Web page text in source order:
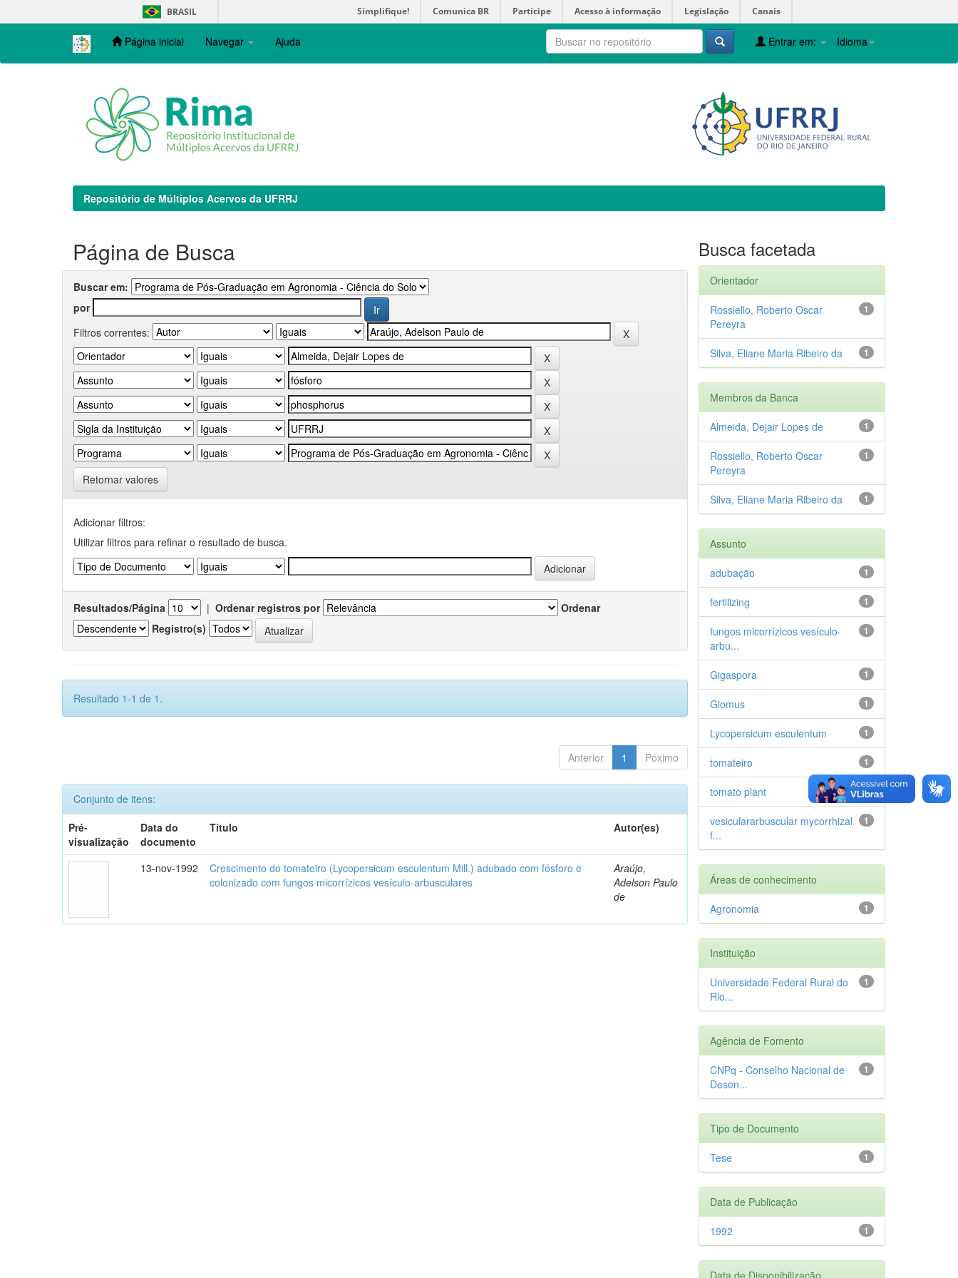
navigation
BRASIL Simplifique! Comunica BR Participe Acesso à informação Legislação Canais
Página inicial Navegar Ajuda Idioma
Entrar em:
Repositório de Múltiplos Acervos da UFRRJ
Página de Busca
Buscar em:
por
Filtros correntes:
Retornar valores
Adicionar filtros:
Utilizar filtros para refinar o resultado de busca.
Resultados/Página | Ordenar registros por
Ordenar
Registro(s)
Resultado 1-1 de 1.
Anterior 1 Póximo
Conjunto de itens:
Pré-
visualização
Data do
documento
Título Autor(es)
13-nov-1992
Crescimento do tomateiro (Lycopersicum esculentum Mill.) adubado com fósforo e
colonizado com fungos micorrízicos vesículo-arbusculares
Araújo,
Adelson Paulo
de
Busca facetada
Orientador
1
Rossiello, Roberto Oscar
Pereyra
1
Silva, Eliane Maria Ribeiro da
Membros da Banca
1
Almeida, Dejair Lopes de
1
Rossiello, Roberto Oscar
Pereyra
1
Silva, Eliane Maria Ribeiro da
Assunto
1
adubação
1
fertilizing
1
fungos micorrízicos vesículo-
arbu...
1
Gigaspora
1
Glomus
1
Lycopersicum esculentum
1
tomateiro
1
tomato plant
1
vesiculararbuscular mycorrhizal
f...
Áreas de conhecimento
1
Agronomia
Instituição
1
Universidade Federal Rural do
Rio...
Agência de Fomento
1
CNPq - Conselho Nacional de
Desen...
Tipo de Documento
1
Tese
Data de Publicação
1
1992
Data de Disponibilização